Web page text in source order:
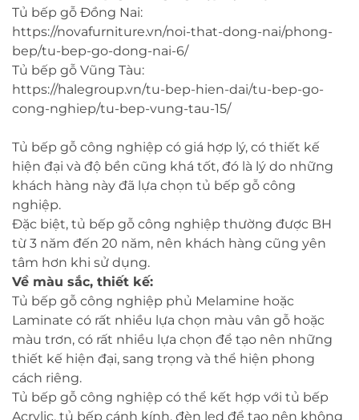
Tủ bếp gỗ Đồng Nai:
https://novafurniture.vn/noi-that-dong-nai/phong-
bep/tu-bep-go-dong-nai-6/
Tủ bếp gỗ Vũng Tàu:
https://halegroup.vn/tu-bep-hien-dai/tu-bep-go-
cong-nghiep/tu-bep-vung-tau-15/
Tủ bếp gỗ công nghiệp có giá hợp lý, có thiết kế
hiện đại và độ bền cũng khá tốt, đó là lý do những
khách hàng này đã lựa chọn tủ bếp gỗ công
nghiệp.
Đặc biệt, tủ bếp gỗ công nghiệp thường được BH
từ 3 năm đến 20 năm, nên khách hàng cũng yên
tâm hơn khi sử dụng.
Về màu sắc, thiết kế:
Tủ bếp gỗ công nghiệp phủ Melamine hoặc
Laminate có rất nhiều lựa chọn màu vân gỗ hoặc
màu trơn, có rất nhiều lựa chọn để tạo nên những
thiết kế hiện đại, sang trọng và thể hiện phong
cách riêng.
Tủ bếp gỗ công nghiệp có thể kết hợp với tủ bếp
Acrylic, tủ bếp cánh kính, đèn led để tạo nên không